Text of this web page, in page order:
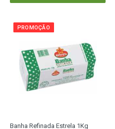
PROMOÇÃO
Banha Refinada Estrela 1Kg